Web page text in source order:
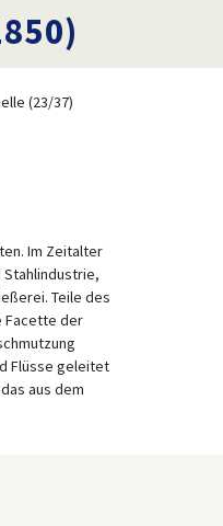
(23/37)
Im Zeitalter
Teile des
Facette der
Flüsse geleitet
aus dem